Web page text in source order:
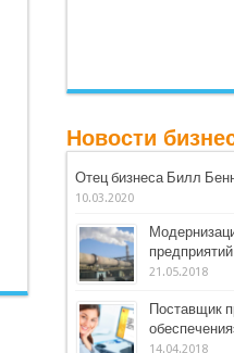
Новости
Отец бизнеса Билл
10.03.2020
предприятий
21.05.2018
Поставщик
14.04.2018